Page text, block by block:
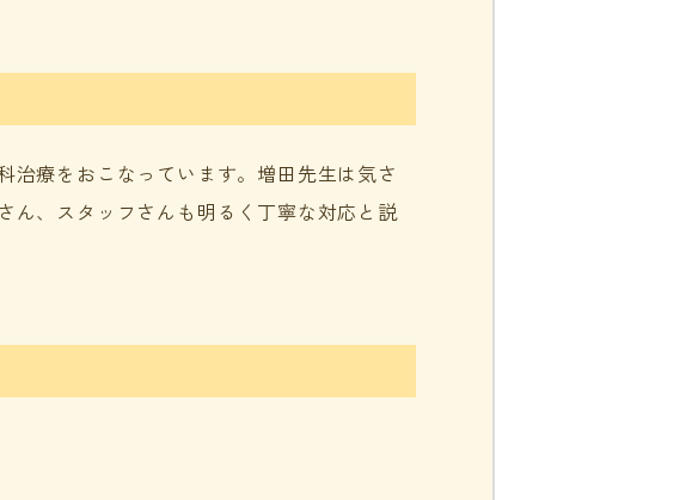
治療をおこなっています。増田先生は気さ
ん、スタッフさんも明るく丁寧な対応と説